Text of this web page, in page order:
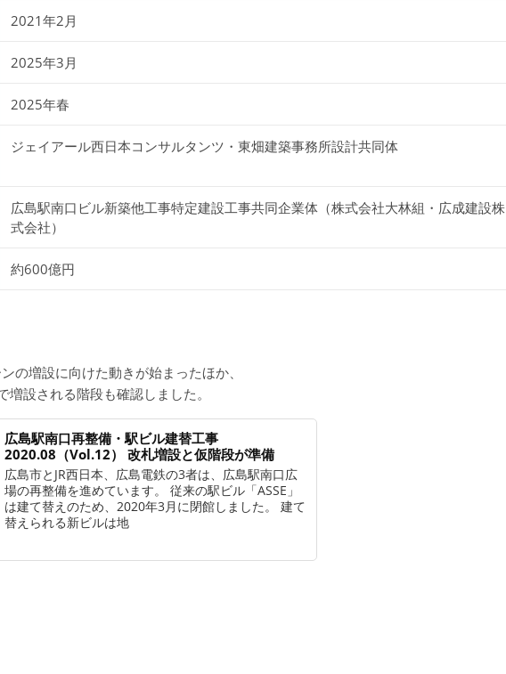
2021年2月
2025年3月
2025年春
ジェイアール西日本コンサルタンツ・東畑建築事務所設計共同体
広島駅南口ビル新築他工事特定建設工事共同企業体（株式会社大林組・広成建設株
式会社）
約600億円
の増設に向けた動きが始まったほか、
増設される階段も確認しました。
広島駅南口再整備・駅ビル建替工事
2020.08（Vol.12） 改札増設と仮階段が準備
広島市とJR西日本、広島電鉄の3者は、広島駅南口広
場の再整備を進めています。 従来の駅ビル「ASSE」
は建て替えのため、2020年3月に閉館しました。 建て
替えられる新ビルは地